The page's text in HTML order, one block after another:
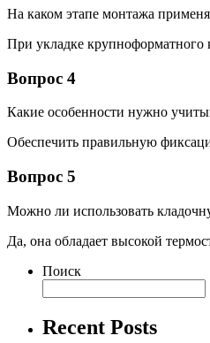
На каком этапе монтажа
При укладке крупноформатного
Вопрос 4
Какие особенности нужно
Обеспечить правильную
Вопрос 5
Можно ли использовать
Да, она обладает высокой
Поиск
Recent Posts